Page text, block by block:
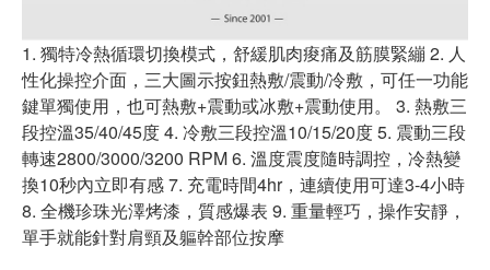
1. 獨特冷熱循環切換模式，舒緩肌肉痠痛及筋膜緊繃 2. 人
性化操控介面，三大圖示按鈕熱敷/震動/冷敷，可任一功能
鍵單獨使用，也可熱敷+震動或冰敷+震動使用。 3. 熱敷三
段控溫35/40/45度 4. 冷敷三段控溫10/15/20度 5. 震動三段
轉速2800/3000/3200 RPM 6. 溫度震度隨時調控，冷熱變
換10秒內立即有感 7. 充電時間4hr，連續使用可達3-4小時
8. 全機珍珠光澤烤漆，質感爆表 9. 重量輕巧，操作安靜，
單手就能針對肩頸及軀幹部位按摩